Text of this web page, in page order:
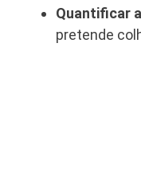
Quantificar
pretende